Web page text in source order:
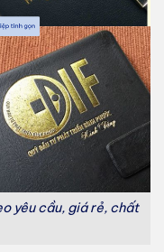
yêu cầu, giá rẻ, chất